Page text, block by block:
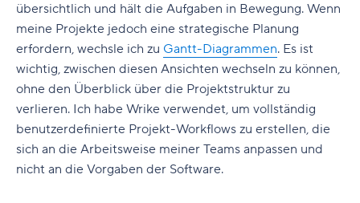
übersichtlich und hält die Aufgaben in Bewegung. Wenn
meine Projekte jedoch eine strategische Planung
erfordern, wechsle ich zu Gantt-Diagrammen. Es ist
wichtig, zwischen diesen Ansichten wechseln zu können,
ohne den Überblick über die Projektstruktur zu
verlieren. Ich habe Wrike verwendet, um vollständig
benutzerdefinierte Projekt-Workflows zu erstellen, die
sich an die Arbeitsweise meiner Teams anpassen und
nicht an die Vorgaben der Software.